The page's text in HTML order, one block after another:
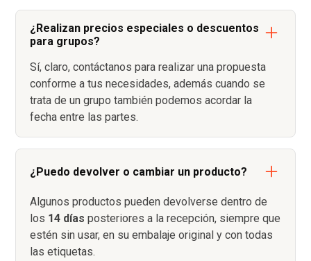
¿Realizan precios especiales o descuentos
para grupos?
Sí, claro, contáctanos para realizar una propuesta
conforme a tus necesidades, además cuando se
trata de un grupo también podemos acordar la
fecha entre las partes.
¿Puedo devolver o cambiar un producto?
Algunos productos pueden devolverse dentro de
los 14 días posteriores a la recepción, siempre que
estén sin usar, en su embalaje original y con todas
las etiquetas.